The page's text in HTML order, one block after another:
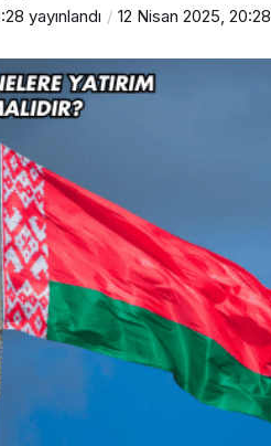
yayınlandı 12 Nisan 2025, 20:28